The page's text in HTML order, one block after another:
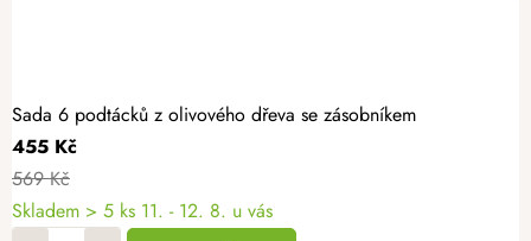
Sada 6 podtácků z olivového dřeva se zásobníkem
455 Kč
569 Kč
Skladem > 5 ks 11. - 12. 8. u vás